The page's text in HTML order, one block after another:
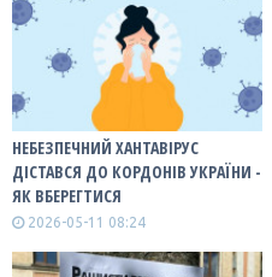
НЕБЕЗПЕЧНИЙ ХАНТАВІРУС
ДІСТАВСЯ ДО КОРДОНІВ УКРАЇНИ -
ЯК ВБЕРЕГТИСЯ
2026-05-11 08:24